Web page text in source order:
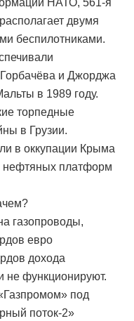
НАТО, 561-я
двумя
беспилотниками.
и Джорджа
в 1989 году.
торпедные
в Грузии.
в оккупации Крыма
нефтяных платформ
газопроводы,
евро
дохода
не функционируют.
под
поток-2»